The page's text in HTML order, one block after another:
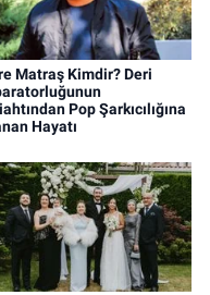
Matraş Kimdir? Deri
Pop Şarkıcılığına
Hayatı